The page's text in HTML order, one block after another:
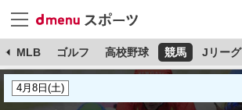
MLB ゴルフ 高校野球 競馬 Jリーグ